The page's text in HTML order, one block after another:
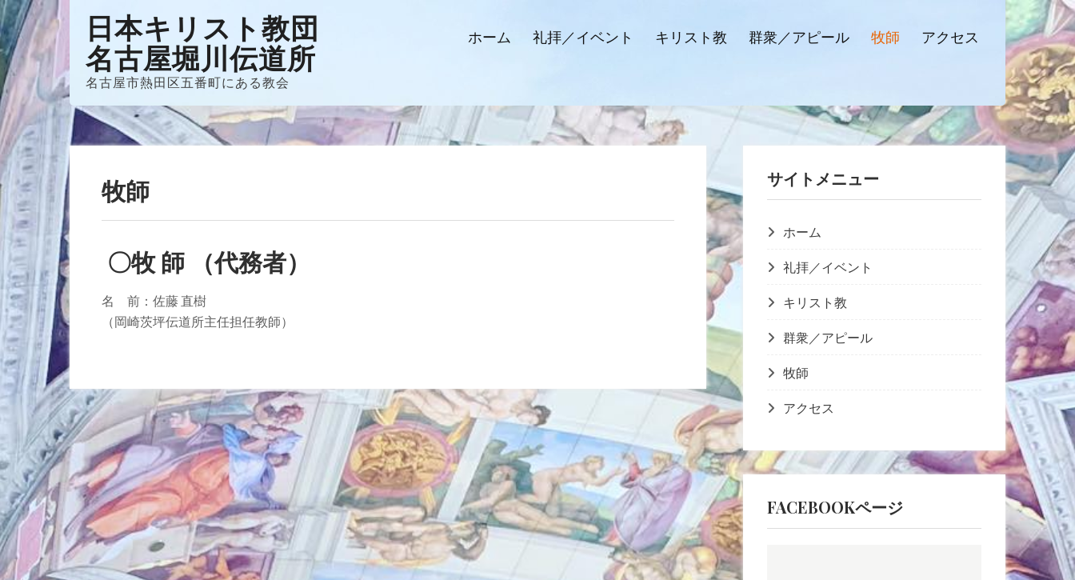
Skip
to
content
日本キリスト教団
名古屋堀川伝道所
名古屋市熱田区五番町にある教会
ホーム 礼拝／イベント キリスト教 群衆／アピール 牧師 アクセス
牧師
〇牧 師 （代務者）
名 前：佐藤 直樹
（岡崎茨坪伝道所主任担任教師）
サイトメニュー
ホーム
礼拝／イベント
キリスト教
群衆／アピール
牧師
アクセス
FACEBOOKページ